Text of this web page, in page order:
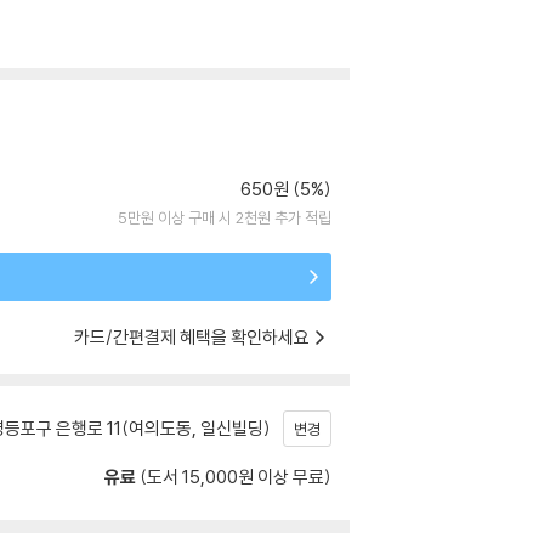
650원 (5%)
5만원 이상 구매 시 2천원 추가 적립
카드/간편결제 혜택을 확인하세요
포구 은행로 11(여의도동, 일신빌딩) 변경
유료 (도서 15,000원 이상 무료)